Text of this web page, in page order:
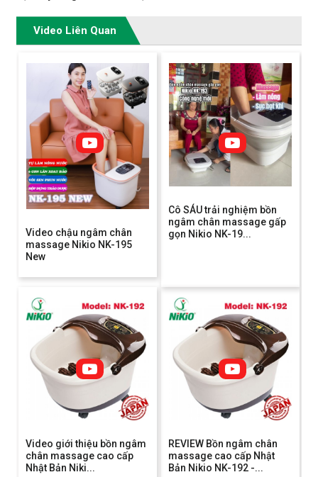
Video Liên Quan
Video chậu ngâm chân
massage Nikio NK-195
New
Cô SÁU trải nghiệm bồn
ngâm chân massage gấp
gọn Nikio NK-19...
Video giới thiệu bồn ngâm
chân massage cao cấp
Nhật Bản Niki...
REVIEW Bồn ngâm chân
massage cao cấp Nhật
Bản Nikio NK-192 -...